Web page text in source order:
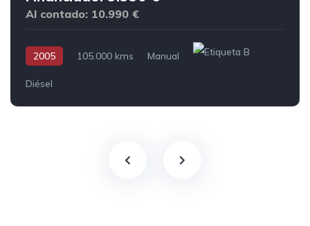
Al contado: 10.990 €
2005 105.000 kms Manual
Diésel